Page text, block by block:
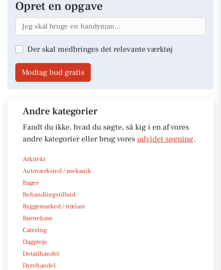
Opret en opgave
Der skal medbringes det relevante værktøj
Modtag bud gratis
Andre kategorier
Fandt du ikke, hvad du søgte, så kig i en af vores
andre kategorier eller brug vores udvidet søgning.
Arkitekt
Autoværksted / mekanik
Bager
Behandlingstilbud
Byggemarked / trælast
Børnehave
Catering
Dagpleje
Detailhandel
Dyrehandel